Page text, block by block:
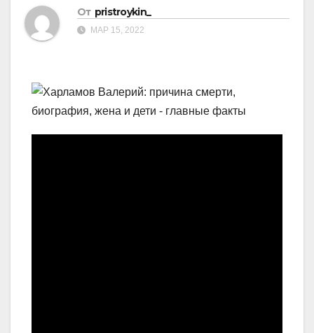
От pristroykin_
МАР 15, 2022